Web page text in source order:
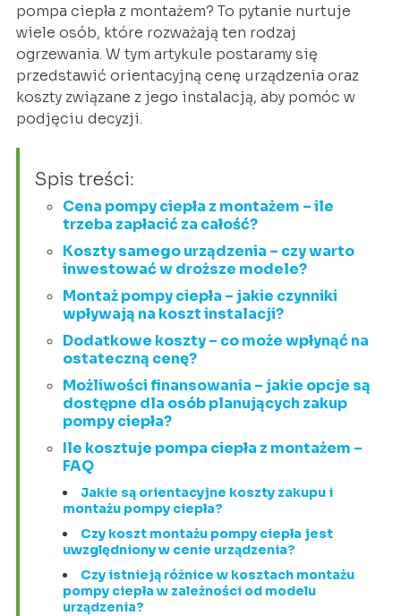
pompa ciepła z montażem? To pytanie nurtuje
wiele osób, które rozważają ten rodzaj
ogrzewania. W tym artykule postaramy się
przedstawić orientacyjną cenę urządzenia oraz
koszty związane z jego instalacją, aby pomóc w
podjęciu decyzji.
Spis treści:
Cena pompy ciepła z montażem – ile
trzeba zapłacić za całość?
Koszty samego urządzenia – czy warto
inwestować w droższe modele?
Montaż pompy ciepła – jakie czynniki
wpływają na koszt instalacji?
Dodatkowe koszty – co może wpłynąć na
ostateczną cenę?
Możliwości finansowania – jakie opcje są
dostępne dla osób planujących zakup
pompy ciepła?
Ile kosztuje pompa ciepła z montażem –
FAQ
Jakie są orientacyjne koszty zakupu i
montażu pompy ciepła?
Czy koszt montażu pompy ciepła jest
uwzględniony w cenie urządzenia?
Czy istnieją różnice w kosztach montażu
pompy ciepła w zależności od modelu
urządzenia?